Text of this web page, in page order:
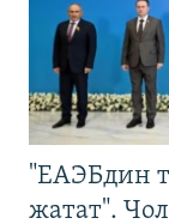
"ЕАЭБдин
жатат".